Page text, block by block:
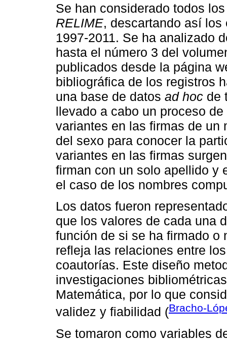
Se han considerado todos
RELIME, descartando así
1997-2011. Se ha analizado
hasta el número 3 del
publicados desde la página
bibliográﬁca de los registros
una base de datos ad hoc de
llevado a cabo un proceso
variantes en las ﬁrmas de un
del sexo para conocer la
variantes en las ﬁrmas
ﬁrman con un solo apellido y
el caso de los nombres
Los datos fueron
que los valores de cada una
función de si se ha ﬁrmado o
reﬂeja las relaciones entre
coautorías. Este diseño
investigaciones
Matemática, por lo que
validez y ﬁabilidad (Bracho-
Se tomaron como variables